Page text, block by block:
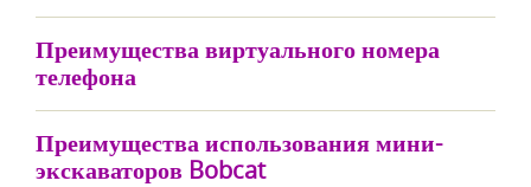
Преимущества виртуального номера
телефона
Преимущества использования мини-
экскаваторов Bobcat